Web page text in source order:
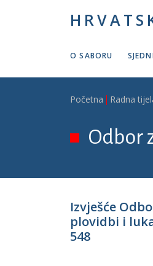
O SABORU
Početna Radna
Odbor
Izvješće
plovidbi i
548